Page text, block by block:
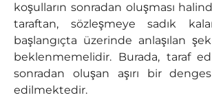
koşulların sonradan oluşması
taraftan, sözleşmeye sadık
başlangıçta üzerinde anlaşılan
beklenmemelidir. Burada, taraf
sonradan oluşan aşırı bir
edilmektedir.